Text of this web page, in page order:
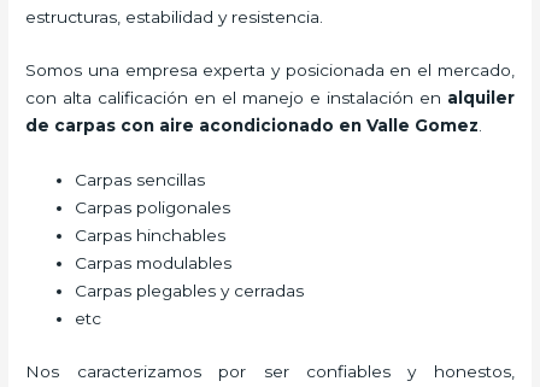
estructuras, estabilidad y resistencia.
Somos una empresa experta y posicionada en el mercado,
con alta calificación en el manejo e instalación en alquiler
de carpas con aire acondicionado en Valle Gomez.
Carpas sencillas
Carpas poligonales
Carpas hinchables
Carpas modulables
Carpas plegables y cerradas
etc
Nos caracterizamos por ser confiables y honestos,